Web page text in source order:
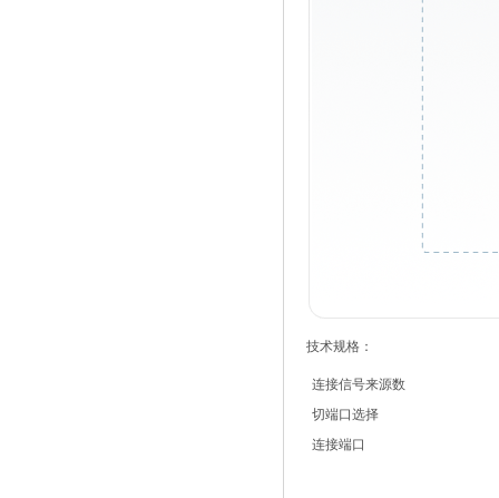
技术规格：
连接信号来源数
切端口选择
连接端口